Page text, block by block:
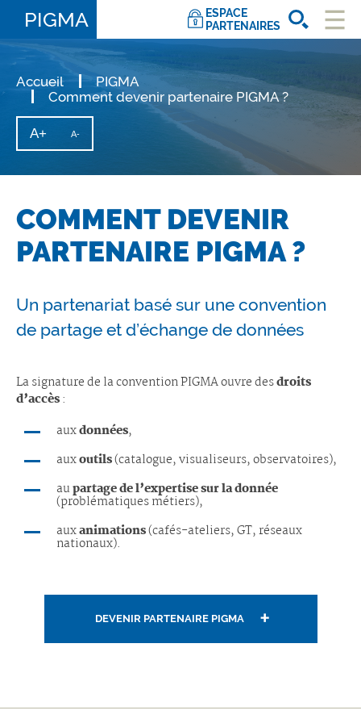
PIGMA
ESPACE
PARTENAIRES
le
Accueil
PIGMA
Comment devenir partenaire PIGMA ?
A+ Augmenter
la
du
A-
taille
COMMENT DEVENIR
PARTENAIRE PIGMA ?
Un partenariat basé sur une convention
de partage et d’échange de données
La signature de la convention PIGMA ouvre desdroits
d’accès:
auxdonnées,
auxoutils(catalogue, visualiseurs, observatoires),
aupartage de l’expertise sur la donnée
(problématiques métiers),
auxanimations(cafés-ateliers, GT, réseaux
nationaux).
DEVENIR PARTENAIRE PIGMA